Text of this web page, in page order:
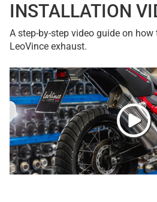
INSTALLATION
A step-by-step video guide on
LeoVince exhaust.